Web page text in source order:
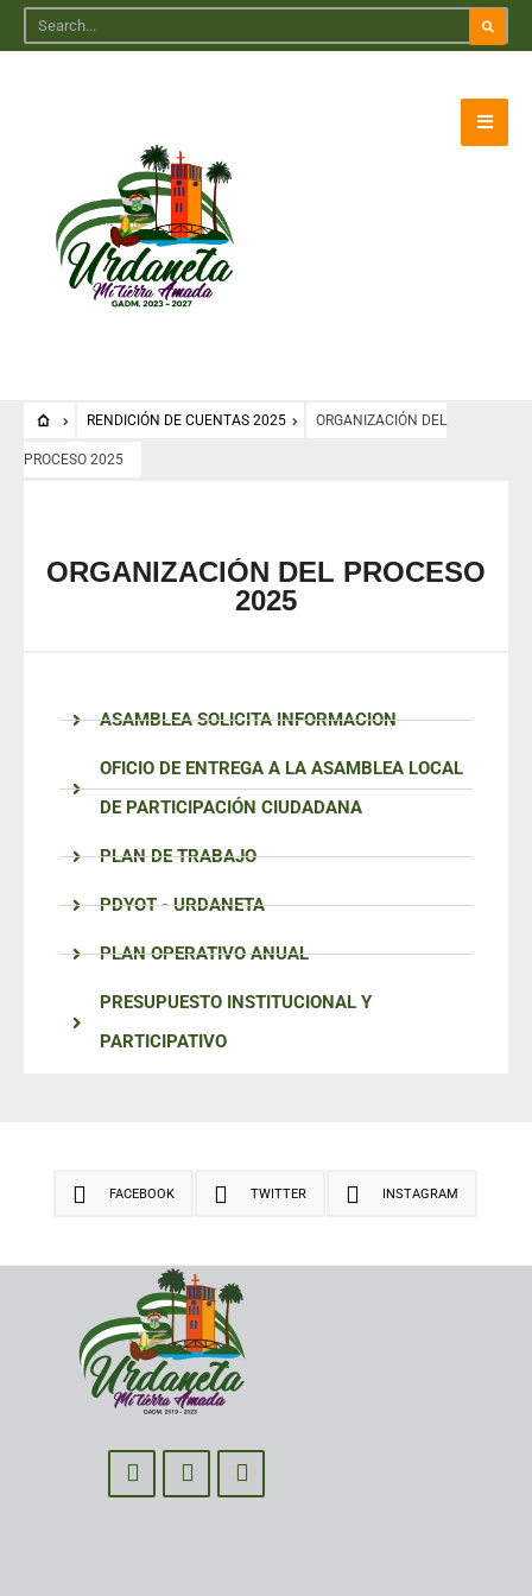
RENDICIÓN DE CUENTAS 2025 ORGANIZACIÓN DEL
PROCESO 2025
ORGANIZACIÓN DEL PROCESO
2025
ASAMBLEA SOLICITA INFORMACION
OFICIO DE ENTREGA A LA ASAMBLEA LOCAL
DE PARTICIPACIÓN CIUDADANA
PLAN DE TRABAJO
PDYOT - URDANETA
PLAN OPERATIVO ANUAL
PRESUPUESTO INSTITUCIONAL Y
PARTICIPATIVO
FACEBOOK TWITTER INSTAGRAM